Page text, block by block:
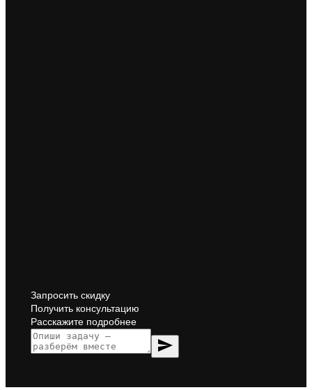
Запросить скидку
Получить консультацию
Расскажите подробнее
send